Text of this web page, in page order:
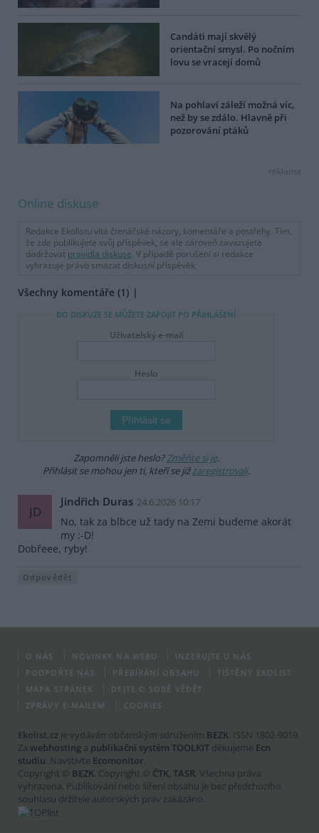
Candáti mají skvělý
orientační smysl. Po nočním
lovu se vracejí domů
Na pohlaví záleží možná víc,
než by se zdálo. Hlavně při
pozorování ptáků
reklama
Online diskuse
Redakce Ekolistu vítá čtenářské názory, komentáře a postřehy. Tím,
že zde publikujete svůj příspěvek, se ale zároveň zavazujete
dodržovat pravidla diskuse. V případě porušení si redakce
vyhrazuje právo smazat diskusní příspěvěk
Všechny komentáře (1)
DO DISKUZE SE MŮŽETE ZAPOJIT PO PŘIHLÁŠENÍ
Uživatelský e-mail
Heslo
Zapomněli jste heslo?Změňte si je.
Přihlásit se mohou jen ti, kteří se jižzaregistrovali.
JD
Jindřich Duras 24.6.2026 10:17
No, tak za blbce už tady na Zemi budeme akorát
my :-D!
Dobřeee, ryby!
Odpovědět
O NÁS NOVINKY NA WEBU
INZERUJTE U NÁS
PODPOŘTE NÁS
PŘEBÍRÁNÍ OBSAHU
TIŠTĚNÝ EKOLIST
MAPA STRÁNEK
DEJTE O SOBĚ VĚDĚT
ZPRÁVY E-MAILEM
COOKIES
Ekolist.cz je vydáván občanským sdružením BEZK. ISSN 1802-9019.
Za webhosting a publikační systém TOOLKIT děkujeme Ecn
studiu. Navštivte Ecomonitor.
Copyright © BEZK. Copyright © ČTK, TASR. Všechna práva
vyhrazena. Publikování nebo šíření obsahu je bez předchozího
souhlasu držitele autorských práv zakázáno.